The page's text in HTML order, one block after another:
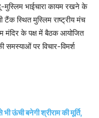
मुस्लिम भाईचारा कायम रखने के
टैंक स्थित मुस्लिम राष्ट्रीय मंच
मंदिर के पक्ष में बैठक आयोजित
पर विचार-विमर्श
ऊंची बनेगी श्रीराम की मूर्ति,